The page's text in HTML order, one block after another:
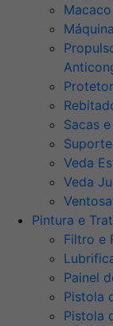
Macaco
Sacas
Veda
Veda
Ventosa
Pintura e
Filtro e
Painel
Pistola
Pistola